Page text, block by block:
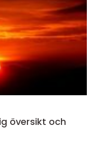
översikt och